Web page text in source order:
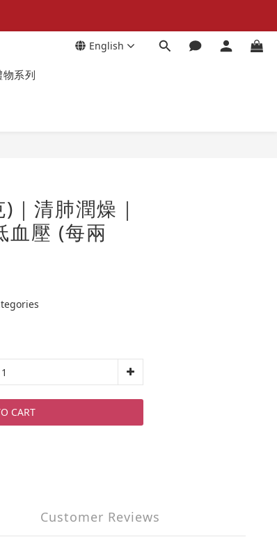
English
系列
清肺潤燥｜
血壓 (每兩
CART
Customer Reviews